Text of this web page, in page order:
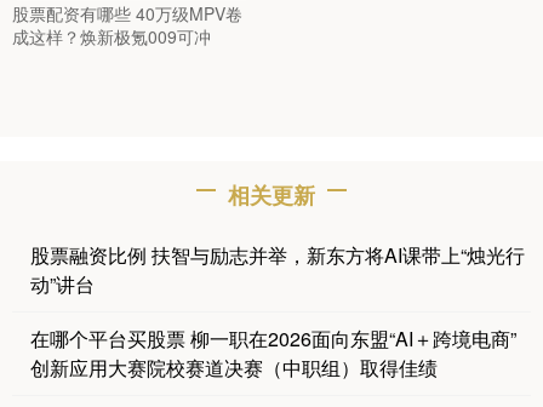
股票配资有哪些 40万级MPV卷
成这样？焕新极氪009可冲
相关更新
股票融资比例 扶智与励志并举，新东方将AI课带上“烛光行
动”讲台
在哪个平台买股票 柳一职在2026面向东盟“AI＋跨境电商”
创新应用大赛院校赛道决赛（中职组）取得佳绩